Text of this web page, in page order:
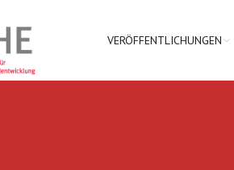
VERÖFFENTLICHUNGEN